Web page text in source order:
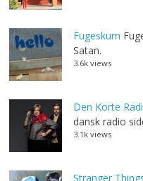
Fugeskum
Satan.
3.6k views
Den Korte
dansk radio
3.1k views
Stranger